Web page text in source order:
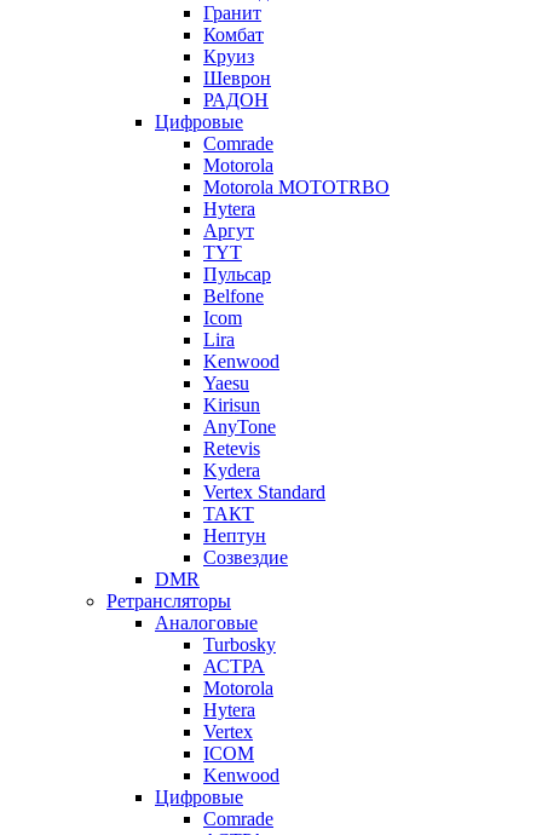
Гранит
Комбат
Круиз
Шеврон
РАДОН
Цифровые
Comrade
Motorola
Motorola MOTOTRBO
Hytera
Аргут
TYT
Пульсар
Belfone
Icom
Lira
Kenwood
Yaesu
Kirisun
AnyTone
Retevis
Kydera
Vertex Standard
ТАКТ
Нептун
Созвездие
DMR
Ретрансляторы
Аналоговые
Turbosky
АСТРА
Motorola
Hytera
Vertex
ICOM
Kenwood
Цифровые
Comrade